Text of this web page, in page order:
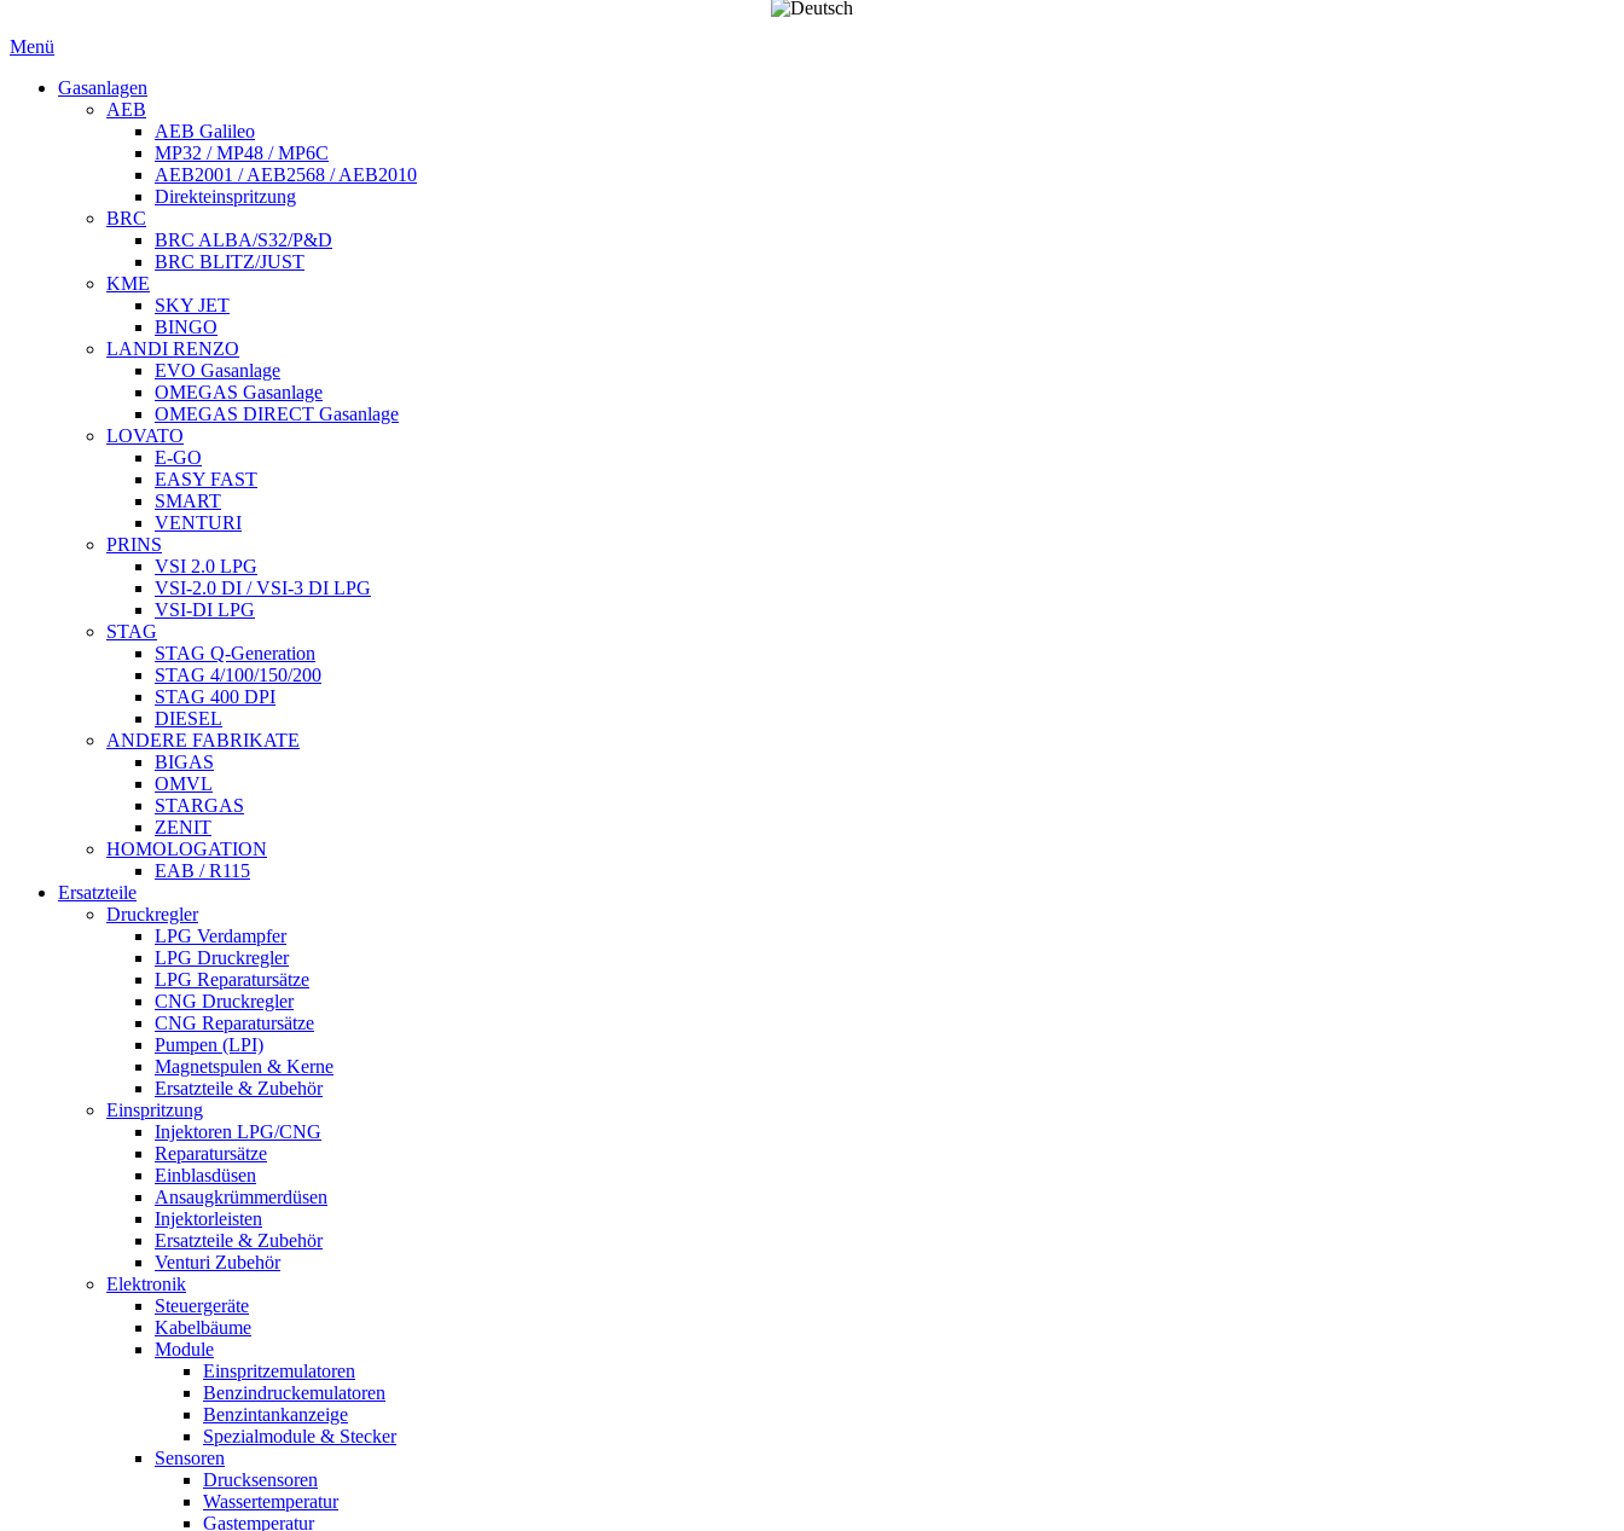
Menü
Gasanlagen
AEB
AEB Galileo
MP32 / MP48 / MP6C
AEB2001 / AEB2568 / AEB2010
Direkteinspritzung
BRC
BRC ALBA/S32/P&D
BRC BLITZ/JUST
KME
SKY JET
BINGO
LANDI RENZO
EVO Gasanlage
OMEGAS Gasanlage
OMEGAS DIRECT Gasanlage
LOVATO
E-GO
EASY FAST
SMART
VENTURI
PRINS
VSI 2.0 LPG
VSI-2.0 DI / VSI-3 DI LPG
VSI-DI LPG
STAG
STAG Q-Generation
STAG 4/100/150/200
STAG 400 DPI
DIESEL
ANDERE FABRIKATE
BIGAS
OMVL
STARGAS
ZENIT
HOMOLOGATION
EAB / R115
Ersatzteile
Druckregler
LPG Verdampfer
LPG Druckregler
LPG Reparatursätze
CNG Druckregler
CNG Reparatursätze
Pumpen (LPI)
Magnetspulen & Kerne
Ersatzteile & Zubehör
Einspritzung
Injektoren LPG/CNG
Reparatursätze
Einblasdüsen
Ansaugkrümmerdüsen
Injektorleisten
Ersatzteile & Zubehör
Venturi Zubehör
Elektronik
Steuergeräte
Kabelbäume
Module
Einspritzemulatoren
Benzindruckemulatoren
Benzintankanzeige
Spezialmodule & Stecker
Sensoren
Drucksensoren
Wassertemperatur
Gastemperatur